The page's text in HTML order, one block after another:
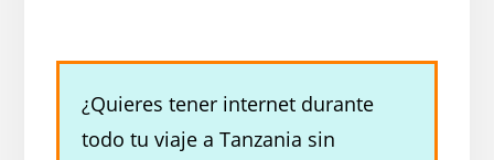
¿Quieres tener internet durante
todo tu viaje a Tanzania sin